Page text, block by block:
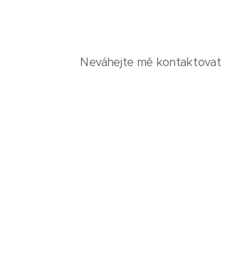
Neváhejte mě kontaktovat